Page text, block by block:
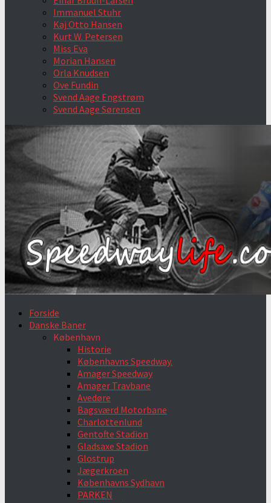
Immanuel Stuhr
Kaj Otto Hansen
Kurt W. Petersen
Miss Eva
Morian Hansen
Orla Knudsen
Ove Fundin
Svend Aage Engstrøm
Svend Aage Sørensen
Forside
Danske Baner
København
Historie
Københavns Speedway.
Amager Speedway
Amager Travbane
Avedøre
Bagsværd Motorbane
Charlottenlund
Gentofte Stadion
Gladsaxe Stadion
Glostrup
Jægerkroen
Københavns Sydhavn
PARKEN